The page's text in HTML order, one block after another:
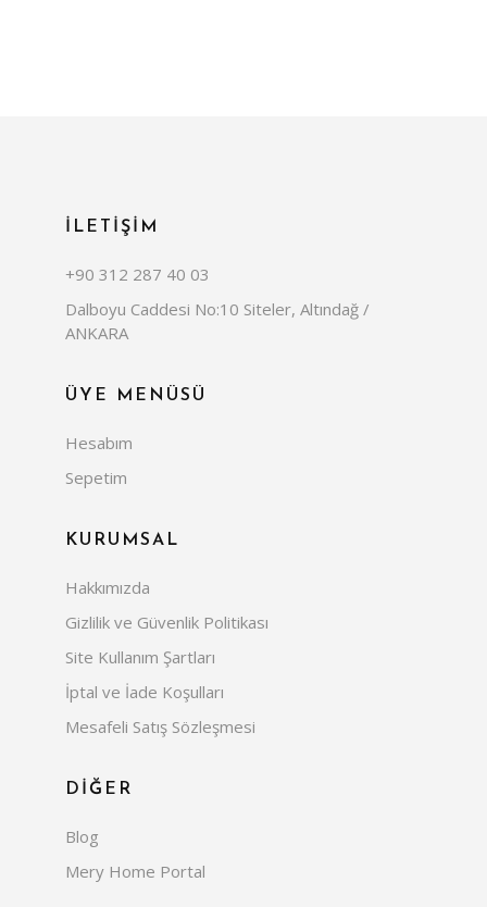
İLETİŞİM
+90 312 287 40 03
Dalboyu Caddesi No:10 Siteler, Altındağ /
ANKARA
ÜYE MENÜSÜ
Hesabım
Sepetim
KURUMSAL
Hakkımızda
Gizlilik ve Güvenlik Politikası
Site Kullanım Şartları
İptal ve İade Koşulları
Mesafeli Satış Sözleşmesi
DİĞER
Blog
Mery Home Portal